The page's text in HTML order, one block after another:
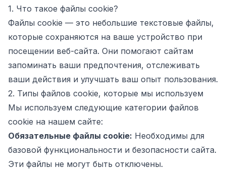
1. Что такое файлы cookie?
Файлы cookie — это небольшие текстовые файлы,
которые сохраняются на ваше устройство при
посещении веб-сайта. Они помогают сайтам
запоминать ваши предпочтения, отслеживать
ваши действия и улучшать ваш опыт пользования.
2. Типы файлов cookie, которые мы используем
Мы используем следующие категории файлов
cookie на нашем сайте:
Обязательные файлы cookie: Необходимы для
базовой функциональности и безопасности сайта.
Эти файлы не могут быть отключены.